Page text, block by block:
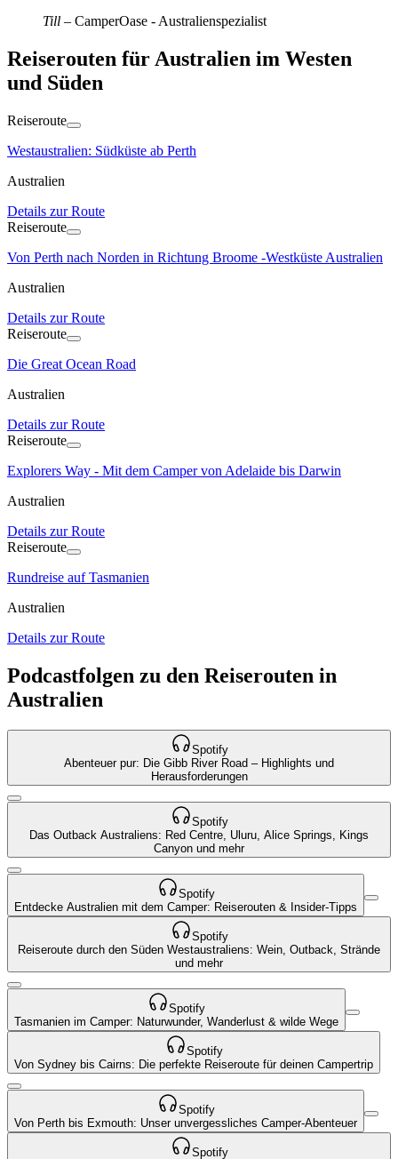
Till – CamperOase - Australienspezialist
Reiserouten für Australien im Westen
und Süden
Reiseroute
Westaustralien: Südküste ab Perth
Australien
Details zur Route
Reiseroute
Von Perth nach Norden in Richtung Broome -Westküste Australien
Australien
Details zur Route
Reiseroute
Die Great Ocean Road
Australien
Details zur Route
Reiseroute
Explorers Way - Mit dem Camper von Adelaide bis Darwin
Australien
Details zur Route
Reiseroute
Rundreise auf Tasmanien
Australien
Details zur Route
Podcastfolgen zu den Reiserouten in
Australien
Spotify
Abenteuer pur: Die Gibb River Road – Highlights und
Herausforderungen
Spotify
Das Outback Australiens: Red Centre, Uluru, Alice Springs, Kings
Canyon und mehr
Spotify
Entdecke Australien mit dem Camper: Reiserouten & Insider-Tipps
Spotify
Reiseroute durch den Süden Westaustraliens: Wein, Outback, Strände
und mehr
Spotify
Tasmanien im Camper: Naturwunder, Wanderlust & wilde Wege
Spotify
Von Sydney bis Cairns: Die perfekte Reiseroute für deinen Campertrip
Spotify
Von Perth bis Exmouth: Unser unvergessliches Camper-Abenteuer
Spotify